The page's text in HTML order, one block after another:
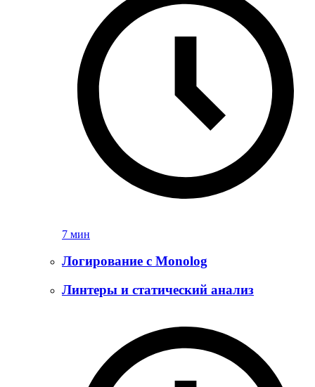
7 мин
Логирование с Monolog
Линтеры и статический анализ